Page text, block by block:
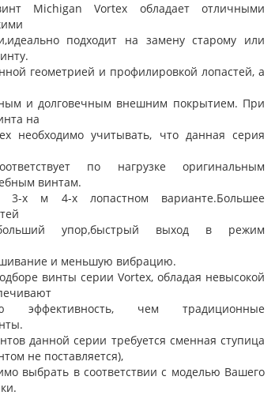
Michigan Vortex обладает отличными
подходит на замену старому или
геометрией и профилировкой лопастей, а
и долговечным внешним покрытием. При
на
необходимо учитывать, что данная серия
по нагрузке оригинальным
винтам.
3-х м 4-х лопастном варианте.Большее
больший упор,быстрый выход в режим
и меньшую вибрацию.
винты серии Vortex, обладая невысокой
эффективность, чем традиционные
данной серии требуется сменная ступица
не поставляется),
выбрать в соответствии с моделью Вашего